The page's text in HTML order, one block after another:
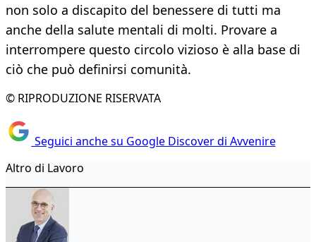
non solo a discapito del benessere di tutti ma
anche della salute mentali di molti. Provare a
interrompere questo circolo vizioso è alla base di
ciò che può definirsi comunità.
© RIPRODUZIONE RISERVATA
Seguici anche su Google Discover di Avvenire
Altro di Lavoro